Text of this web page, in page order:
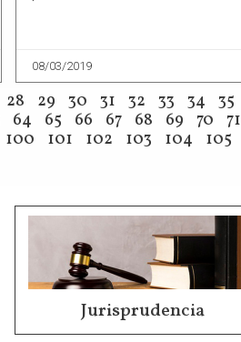
08/03/2019
28 29 30 31 32 33 34 35
64 65 66 67 68 69 70 71
100 101 102 103 104 105
Jurisprudencia